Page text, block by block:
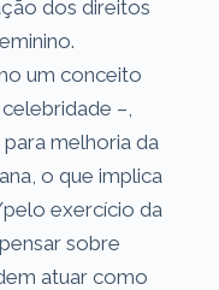
dos direitos
um conceito
–,
melhoria da
o que implica
exercício da
sobre
atuar como